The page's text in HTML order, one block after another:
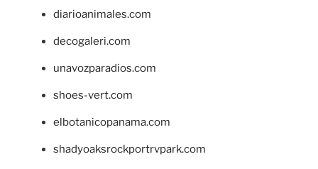
diarioanimales.com
decogaleri.com
unavozparadios.com
shoes-vert.com
elbotanicopanama.com
shadyoaksrockportrvpark.com